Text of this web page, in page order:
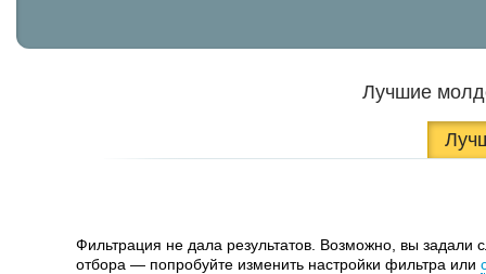
Лучшие
Фильтрация не дала результатов. Возможно, вы задали
отбора — попробуйте изменить настройки фильтра или